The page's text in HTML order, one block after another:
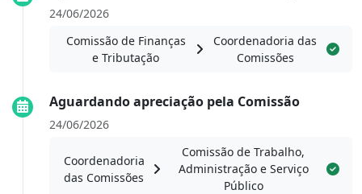
24/06/2026
Comissão de Finanças
e Tributação
Coordenadoria das
Comissões
Aguardando apreciação pela Comissão
24/06/2026
Coordenadoria
das Comissões
Comissão de Trabalho,
Administração e Serviço
Público